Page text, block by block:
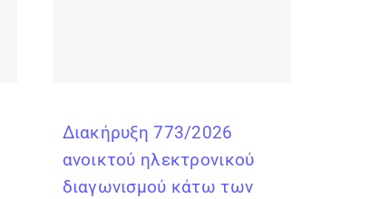
Διακήρυξη 773/2026
ανοικτού ηλεκτρονικού
διαγωνισμού κάτω των